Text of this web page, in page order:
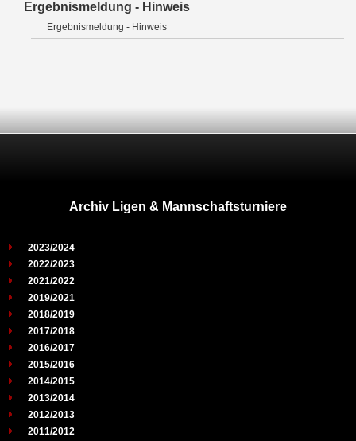
Ergebnismeldung - Hinweis
Ergebnismeldung - Hinweis
Archiv Ligen & Mannschaftsturniere
2023/2024
2022/2023
2021/2022
2019/2021
2018/2019
2017/2018
2016/2017
2015/2016
2014/2015
2013/2014
2012/2013
2011/2012